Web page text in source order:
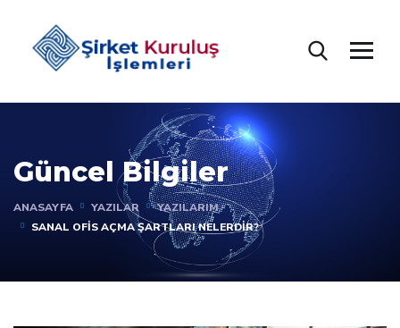
Güncel Bilgiler
ANASAYFA YAZILAR
YAZILARIM
SANAL OFIS AÇMA ŞARTLARI NELERDIR?